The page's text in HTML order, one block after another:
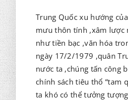
Trung Quốc xu hướng
mưu thôn tính ,xâm lược
như tiền bạc ,văn hóa
ngày 17/2/1979 ,quân
nước ta ,chúng tấn công
chính sách tiêu thổ “tam
ta khó có thể tưởng